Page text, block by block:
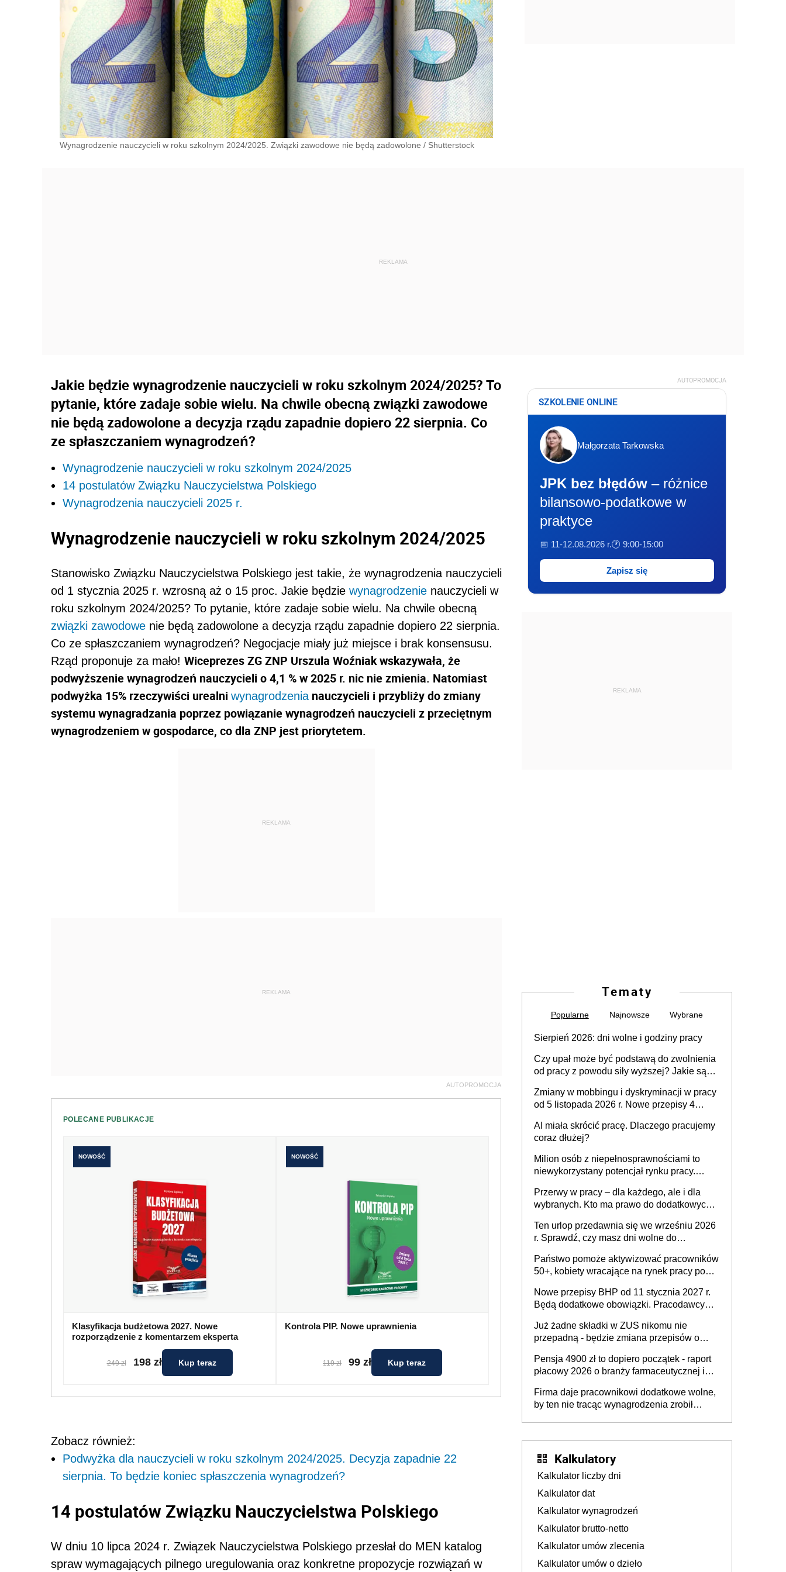
Wynagrodzenie nauczycieli w roku szkolnym 2024/2025. Związki zawodowe nie będą zadowolone / Shutterstock
Jakie będzie wynagrodzenie nauczycieli w roku szkolnym 2024/2025? To
pytanie, które zadaje sobie wielu. Na chwile obecną związki zawodowe
nie będą zadowolone a decyzja rządu zapadnie dopiero 22 sierpnia. Co
ze spłaszczaniem wynagrodzeń?
Wynagrodzenie nauczycieli w roku szkolnym 2024/2025
14 postulatów Związku Nauczycielstwa Polskiego
Wynagrodzenia nauczycieli 2025 r.
Wynagrodzenie nauczycieli w roku szkolnym 2024/2025
Stanowisko Związku Nauczycielstwa Polskiego jest takie, że wynagrodzenia nauczycieli
od 1 stycznia 2025 r. wzrosną aż o 15 proc. Jakie będzie wynagrodzenie nauczycieli w
roku szkolnym 2024/2025? To pytanie, które zadaje sobie wielu. Na chwile obecną
związki zawodowe nie będą zadowolone a decyzja rządu zapadnie dopiero 22 sierpnia.
Co ze spłaszczaniem wynagrodzeń? Negocjacje miały już miejsce i brak konsensusu.
Rząd proponuje za mało! Wiceprezes ZG ZNP Urszula Woźniak wskazywała, że
podwyższenie wynagrodzeń nauczycieli o 4,1 % w 2025 r. nic nie zmienia. Natomiast
podwyżka 15% rzeczywiści urealni wynagrodzenianauczycieli i przybliży do zmiany
systemu wynagradzania poprzez powiązanie wynagrodzeń nauczycieli z przeciętnym
wynagrodzeniem w gospodarce, co dla ZNP jest priorytetem.
REKLAMA
REKLAMA
AUTOPROMOCJA
POLECANE PUBLIKACJE
NOWOŚĆ
Klasyfikacja budżetowa 2027. Nowe
rozporządzenie z komentarzem eksperta
249 zł 198 zł Kup teraz
NOWOŚĆ
Kontrola PIP. Nowe uprawnienia
119 zł 99 zł Kup teraz
Zobacz również:
Podwyżka dla nauczycieli w roku szkolnym 2024/2025. Decyzja zapadnie 22
sierpnia. To będzie koniec spłaszczenia wynagrodzeń?
14 postulatów Związku Nauczycielstwa Polskiego
W dniu 10 lipca 2024 r. Związek Nauczycielstwa Polskiego przesłał do MEN katalog
spraw wymagających pilnego uregulowania oraz konkretne propozycje rozwiązań w
AUTOPROMOCJA
SZKOLENIE ONLINE
Małgorzata Tarkowska
JPK bez błędów – różnice
bilansowo-podatkowe w
praktyce
📅 11-12.08.2026 r.🕐 9:00-15:00
Zapisz się
REKLAMA
Tematy
Popularne Najnowsze Wybrane
Sierpień 2026: dni wolne i godziny pracy
Czy upał może być podstawą do zwolnienia
od pracy z powodu siły wyższej? Jakie są
Zmiany w mobbingu i dyskryminacji w pracy
od 5 listopada 2026 r. Nowe przepisy 4
Ustaw
AI miała skrócić pracę. Dlaczego pracujemy
coraz dłużej?
Milion osób z niepełnosprawnościami to
niewykorzystany potencjał rynku pracy.
dofinansowań czy refundacji, ale bariery po
stronie systemu i świadomości
pracodawców [WYWIAD]
Przerwy w pracy – dla każdego, ale i dla
wybranych. Kto ma prawo do dodatkowych
Ten urlop przedawnia się we wrześniu 2026
r. Sprawdź, czy masz dni wolne do
Państwo pomoże aktywizować pracowników
50+, kobiety wracające na rynek pracy po
osoby neuroatypowe. Powstanie Fundusz
na rzecz Inkluzywności w Zatrudnianiu?
Nowe przepisy BHP od 11 stycznia 2027 r.
Będą dodatkowe obowiązki. Pracodawcy
Już żadne składki w ZUS nikomu nie
przepadną - będzie zmiana przepisów o
ubezpieczeniom społecznym
Pensja 4900 zł to dopiero początek - raport
płacowy 2026 o branży farmaceutycznej i
Firma daje pracownikowi dodatkowe wolne,
by ten nie tracąc wynagrodzenia zrobił
Kalkulatory
Kalkulator liczby dni
Kalkulator dat
Kalkulator wynagrodzeń
Kalkulator brutto-netto
Kalkulator umów zlecenia
Kalkulator umów o dzieło